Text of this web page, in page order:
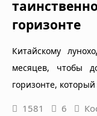
горизонте
Китайскому
месяцев, чтобы
горизонте,
1581 6